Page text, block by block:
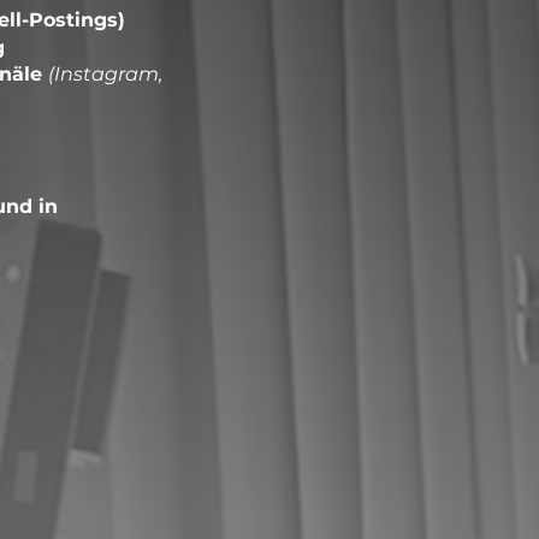
in
Postings)
(Instagram,